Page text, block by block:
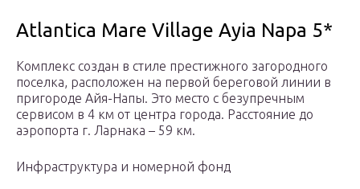
Atlantica Mare Village Ayia Napa 5*
Комплекс создан в стиле престижного загородного
поселка, расположен на первой береговой линии в
пригороде Айя-Напы. Это место с безупречным
сервисом в 4 км от центра города. Расстояние до
аэропорта г. Ларнака – 59 км.
Инфраструктура и номерной фонд